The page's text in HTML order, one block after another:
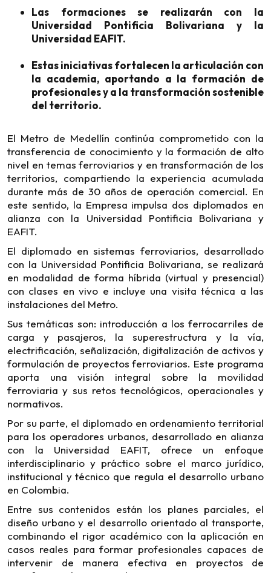
Las formaciones se realizarán con la
Universidad Pontificia Bolivariana y la
Universidad EAFIT.
Estas iniciativas fortalecen la articulación con
la academia, aportando a la formación de
profesionales y a la transformación sostenible
del territorio.
El Metro de Medellín continúa comprometido con la
transferencia de conocimiento y la formación de alto
nivel en temas ferroviarios y en transformación de los
territorios, compartiendo la experiencia acumulada
durante más de 30 años de operación comercial. En
este sentido, la Empresa impulsa dos diplomados en
alianza con la Universidad Pontificia Bolivariana y
EAFIT.
El diplomado en sistemas ferroviarios, desarrollado
con la Universidad Pontificia Bolivariana, se realizará
en modalidad de forma híbrida (virtual y presencial)
con clases en vivo e incluye una visita técnica a las
instalaciones del Metro.
Sus temáticas son: introducción a los ferrocarriles de
carga y pasajeros, la superestructura y la vía,
electrificación, señalización, digitalización de activos y
formulación de proyectos ferroviarios. Este programa
aporta una visión integral sobre la movilidad
ferroviaria y sus retos tecnológicos, operacionales y
normativos.
Por su parte, el diplomado en ordenamiento territorial
para los operadores urbanos, desarrollado en alianza
con la Universidad EAFIT, ofrece un enfoque
interdisciplinario y práctico sobre el marco jurídico,
institucional y técnico que regula el desarrollo urbano
en Colombia.
Entre sus contenidos están los planes parciales, el
diseño urbano y el desarrollo orientado al transporte,
combinando el rigor académico con la aplicación en
casos reales para formar profesionales capaces de
intervenir de manera efectiva en proyectos de